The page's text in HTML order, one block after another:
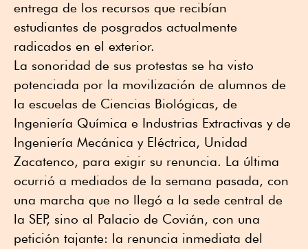
entrega de los recursos que recibían
estudiantes de posgrados actualmente
radicados en el exterior.
La sonoridad de sus protestas se ha visto
potenciada por la movilización de alumnos de
la escuelas de Ciencias Biológicas, de
Ingeniería Química e Industrias Extractivas y de
Ingeniería Mecánica y Eléctrica, Unidad
Zacatenco, para exigir su renuncia. La última
ocurrió a mediados de la semana pasada, con
una marcha que no llegó a la sede central de
la SEP, sino al Palacio de Covián, con una
petición tajante: la renuncia inmediata del